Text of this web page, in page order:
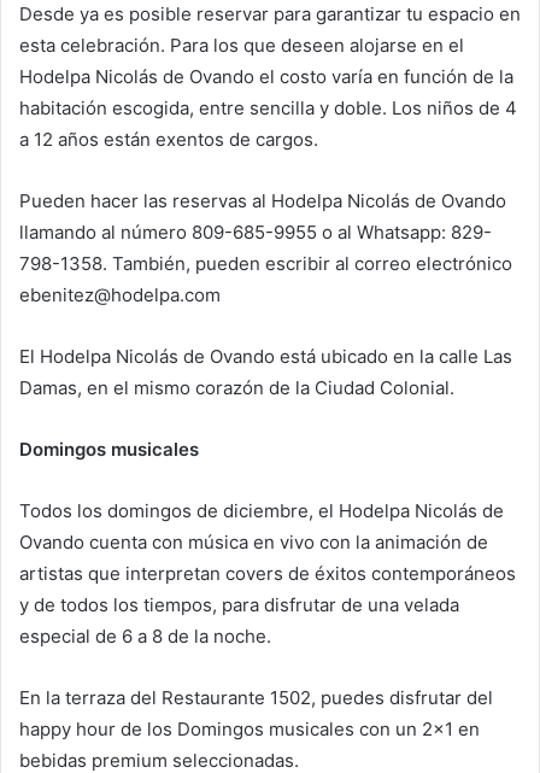
Desde ya es posible reservar para garantizar tu espacio en
esta celebración. Para los que deseen alojarse en el
Hodelpa Nicolás de Ovando el costo varía en función de la
habitación escogida, entre sencilla y doble. Los niños de 4
a 12 años están exentos de cargos.
Pueden hacer las reservas al Hodelpa Nicolás de Ovando
llamando al número 809-685-9955 o al Whatsapp: 829-
798-1358. También, pueden escribir al correo electrónico
ebenitez@hodelpa.com
El Hodelpa Nicolás de Ovando está ubicado en la calle Las
Damas, en el mismo corazón de la Ciudad Colonial.
Domingos musicales
Todos los domingos de diciembre, el Hodelpa Nicolás de
Ovando cuenta con música en vivo con la animación de
artistas que interpretan covers de éxitos contemporáneos
y de todos los tiempos, para disfrutar de una velada
especial de 6 a 8 de la noche.
En la terraza del Restaurante 1502, puedes disfrutar del
happy hour de los Domingos musicales con un 2×1 en
bebidas premium seleccionadas.